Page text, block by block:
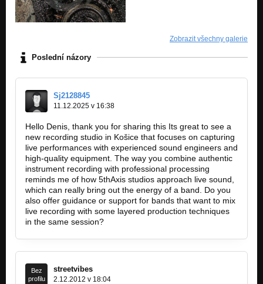
Zobrazit všechny galerie
Poslední názory
Sj2128845
11.12.2025 v 16:38
Hello Denis, thank you for sharing this Its great to see a
new recording studio in Košice that focuses on capturing
live performances with experienced sound engineers and
high-quality equipment. The way you combine authentic
instrument recording with professional processing
reminds me of how 5thAxis studios approach live sound,
which can really bring out the energy of a band. Do you
also offer guidance or support for bands that want to mix
live recording with some layered production techniques
in the same session?
Bez
profilu
streetvibes
2.12.2012 v 18:04